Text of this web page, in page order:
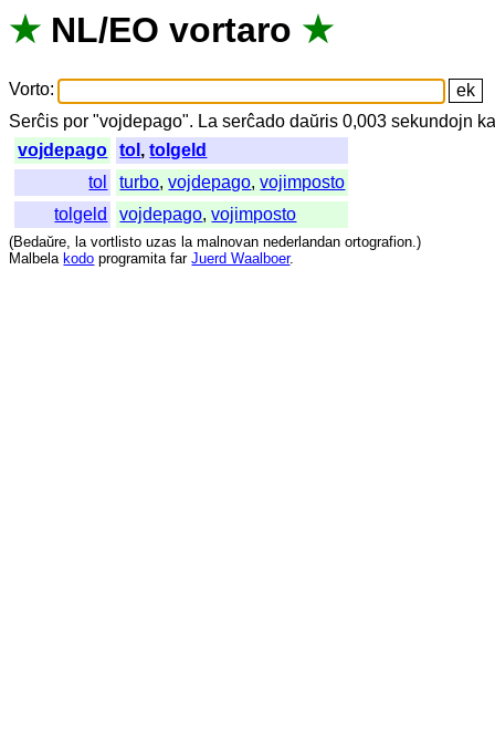
★ NL/EO vortaro ★
Vorto:
Serĉis por "vojdepago". La serĉado daŭris 0,003sekundojn
vojdepago
tol ,tolgeld
tol
turbo,vojdepago,vojimposto
tolgeld
vojdepago,vojimposto
(Bedaŭre, la vortlisto uzas la malnovan nederlandan ortografion.)
Malbela kodo programita far Juerd Waalboer.